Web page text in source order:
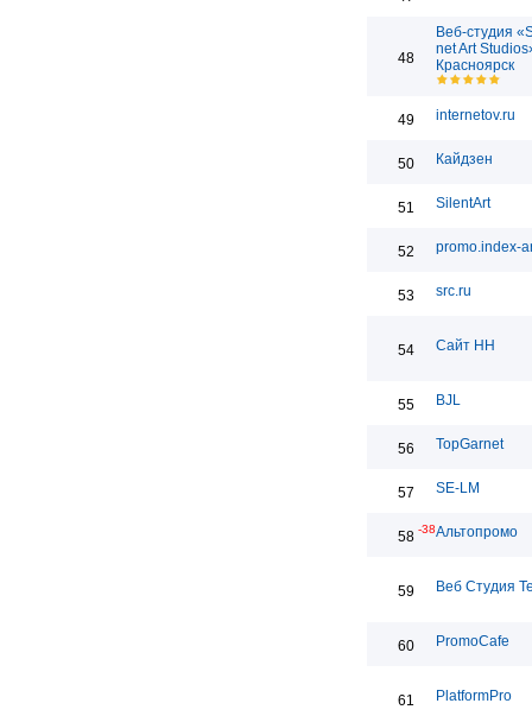
48
Веб-студия
net Art
Красноярск
49 internetov.ru
50 Кайдзен
51 SilentArt
52 promo.index-
53 src.ru
54 Сайт НН
55 BJL
56 TopGarnet
57 SE-LM
58 -38Альтопромо
59 Веб Студия
60 PromoCafe
61 PlatformPro